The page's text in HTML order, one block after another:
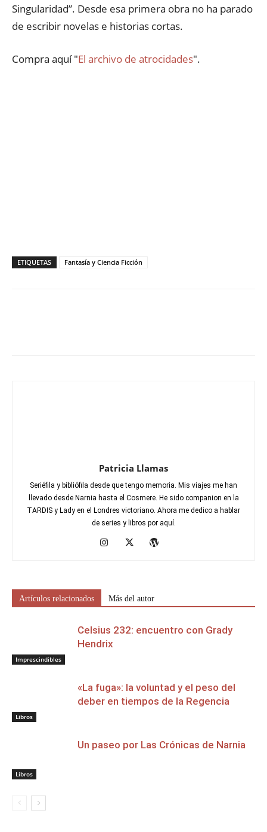
Singularidad”. Desde esa primera obra no ha parado
de escribir novelas e historias cortas.
Compra aquí "El archivo de atrocidades".
ETIQUETAS Fantasía y Ciencia Ficción
Patricia Llamas
Seriéfila y bibliófila desde que tengo memoria. Mis viajes me han
llevado desde Narnia hasta el Cosmere. He sido companion en la
TARDIS y Lady en el Londres victoriano. Ahora me dedico a hablar
de series y libros por aquí.
Artículos relacionados Más del autor
Imprescindibles
Celsius 232: encuentro con Grady
Hendrix
Libros
«La fuga»: la voluntad y el peso del
deber en tiempos de la Regencia
Libros
Un paseo por Las Crónicas de Narnia